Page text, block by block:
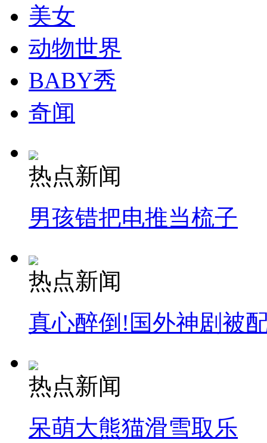
无痛分娩是否安全 医生回应
外交部：反对强权政治霸凌主义
外交部：有关国家言论片面不公正
安徽一实载49人客车翻车
消防员救轻生者 花炮节热闹非凡
司机酒驾遇交警 急速倒车逃窜
美女
动物世界
BABY秀
奇闻
热点新闻
男孩错把电推当梳子
热点新闻
真心醉倒!国外神剧被
热点新闻
呆萌大熊猫滑雪取乐